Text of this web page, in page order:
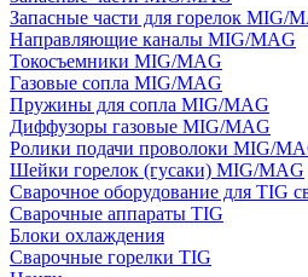
Запасные части для горелок MIG/
Направляющие каналы MIG/MAG
Токосъемники MIG/MAG
Газовые сопла MIG/MAG
Пружины для сопла MIG/MAG
Диффузоры газовые MIG/MAG
Ролики подачи проволоки MIG/
Шейки горелок (гусаки) MIG/MAG
Сварочное оборудование для TIG
Сварочные аппараты TIG
Блоки охлаждения
Сварочные горелки TIG